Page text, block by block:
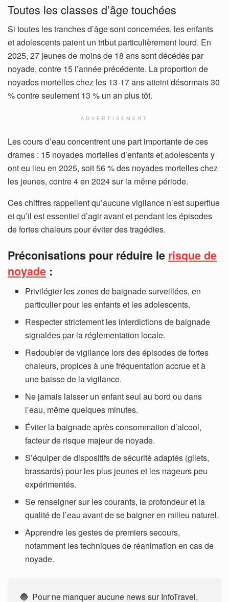
Toutes les classes d’âge touchées
Si toutes les tranches d’âge sont concernées, les enfants
et adolescents paient un tribut particulièrement lourd. En
2025, 27 jeunes de moins de 18 ans sont décédés par
noyade, contre 15 l’année précédente. La proportion de
noyades mortelles chez les 13-17 ans atteint désormais 30
% contre seulement 13 % un an plus tôt.
ADVERTISEMENT
Les cours d’eau concentrent une part importante de ces
drames : 15 noyades mortelles d’enfants et adolescents y
ont eu lieu en 2025, soit 56 % des noyades mortelles chez
les jeunes, contre 4 en 2024 sur la même période.
Ces chiffres rappellent qu’aucune vigilance n’est superflue
et qu’il est essentiel d’agir avant et pendant les épisodes
de fortes chaleurs pour éviter des tragédies.
Préconisations pour réduire le risque de
noyade :
Privilégier les zones de baignade surveillées, en
particulier pour les enfants et les adolescents.
Respecter strictement les interdictions de baignade
signalées par la réglementation locale.
Redoubler de vigilance lors des épisodes de fortes
chaleurs, propices à une fréquentation accrue et à
une baisse de la vigilance.
Ne jamais laisser un enfant seul au bord ou dans
l’eau, même quelques minutes.
Éviter la baignade après consommation d’alcool,
facteur de risque majeur de noyade.
S’équiper de dispositifs de sécurité adaptés (gilets,
brassards) pour les plus jeunes et les nageurs peu
expérimentés.
Se renseigner sur les courants, la profondeur et la
qualité de l’eau avant de se baigner en milieu naturel.
Apprendre les gestes de premiers secours,
notamment les techniques de réanimation en cas de
noyade.
🔵 Pour ne manquer aucune news sur InfoTravel,